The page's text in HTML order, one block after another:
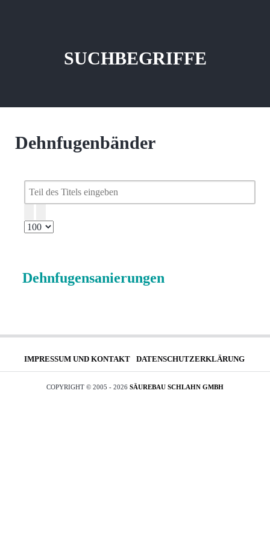
SUCHBEGRIFFE
Dehnfugenbänder
Teil
des
eingeben
Anzeige
Dehnfugensanierungen
IMPRESSUM UND KONTAKT DATENSCHUTZERKLÄRUNG
COPYRIGHT © 2005 - 2026 SÄUREBAU SCHLAHN GMBH